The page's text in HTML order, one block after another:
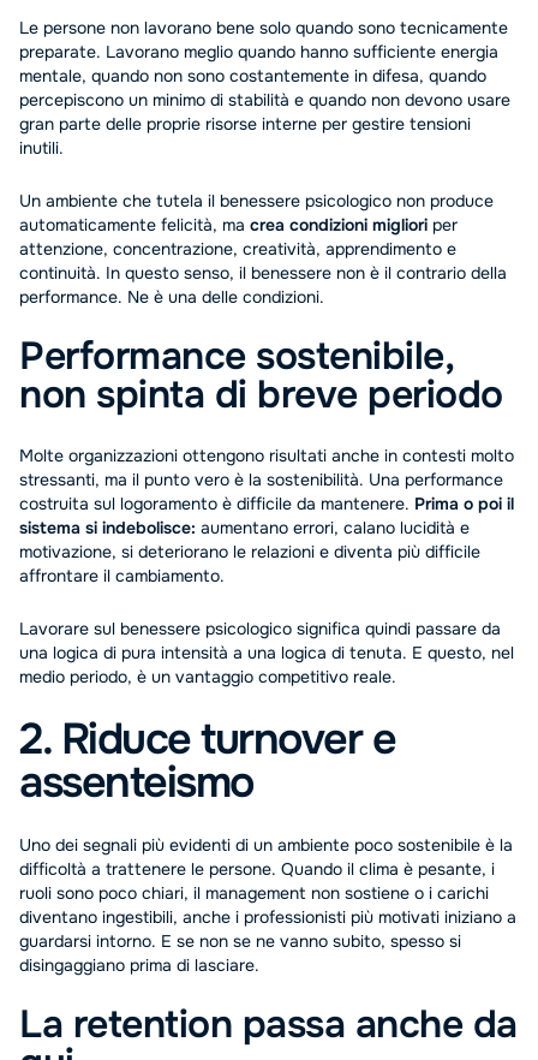
Le persone non lavorano bene solo quando sono tecnicamente
preparate. Lavorano meglio quando hanno sufficiente energia
mentale, quando non sono costantemente in difesa, quando
percepiscono un minimo di stabilità e quando non devono usare
gran parte delle proprie risorse interne per gestire tensioni
inutili.
Un ambiente che tutela il benessere psicologico non produce
automaticamente felicità, ma crea condizioni migliori per
attenzione, concentrazione, creatività, apprendimento e
continuità. In questo senso, il benessere non è il contrario della
performance. Ne è una delle condizioni.
Performance sostenibile,
non spinta di breve periodo
Molte organizzazioni ottengono risultati anche in contesti molto
stressanti, ma il punto vero è la sostenibilità. Una performance
costruita sul logoramento è difficile da mantenere. Prima o poi il
sistema si indebolisce: aumentano errori, calano lucidità e
motivazione, si deteriorano le relazioni e diventa più difficile
affrontare il cambiamento.
Lavorare sul benessere psicologico significa quindi passare da
una logica di pura intensità a una logica di tenuta. E questo, nel
medio periodo, è un vantaggio competitivo reale.
2. Riduce turnover e
assenteismo
Uno dei segnali più evidenti di un ambiente poco sostenibile è la
difficoltà a trattenere le persone. Quando il clima è pesante, i
ruoli sono poco chiari, il management non sostiene o i carichi
diventano ingestibili, anche i professionisti più motivati iniziano a
guardarsi intorno. E se non se ne vanno subito, spesso si
disingaggiano prima di lasciare.
La retention passa anche da